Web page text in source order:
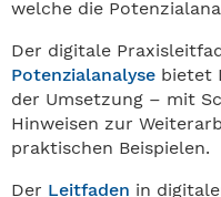
welche die
Der digitale
Potenzialanalyse bietet
der Umsetzung – mit
Hinweisen zur
praktischen Beispielen.
Der Leitfaden in